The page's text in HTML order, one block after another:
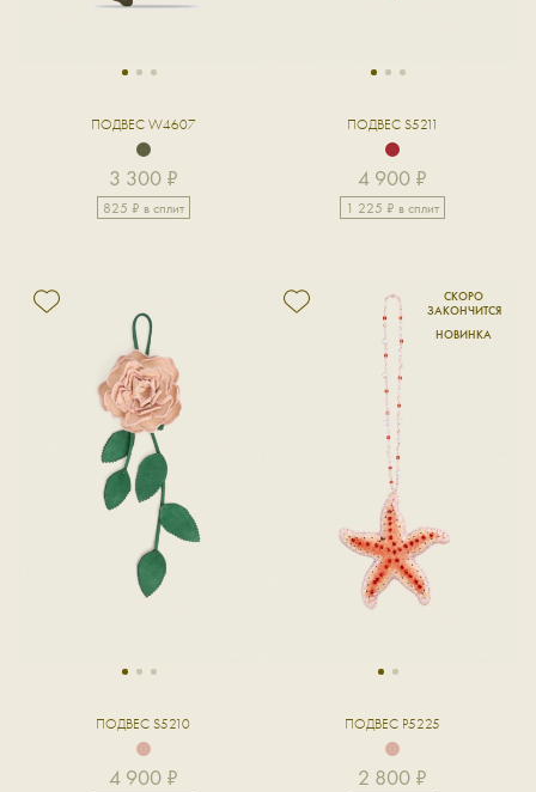
1 2 3
ПОДВЕС W4607
3 300 ₽
825 ₽ в сплит
1 2 3
ПОДВЕС S5211
4 900 ₽
1 225 ₽ в сплит
1 2 3
ПОДВЕС S5210
4 900 ₽
1 2
ПОДВЕС P5225
2 800 ₽